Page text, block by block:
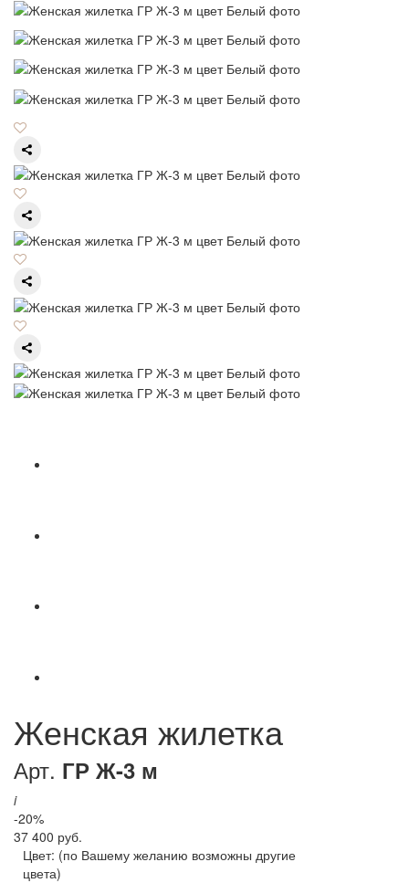
Женская жилетка
Арт. ГР Ж-3 м
i
-20%
37 400 руб.
Цвет: (по Вашему желанию возможны другие
цвета)